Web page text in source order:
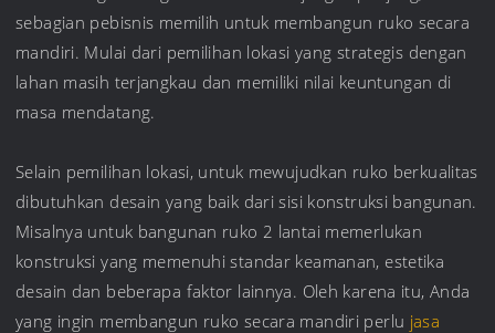
sebagian pebisnis memilih untuk membangun ruko secara
mandiri. Mulai dari pemilihan lokasi yang strategis dengan
lahan masih terjangkau dan memiliki nilai keuntungan di
masa mendatang.
Selain pemilihan lokasi, untuk mewujudkan ruko berkualitas
dibutuhkan desain yang baik dari sisi konstruksi bangunan.
Misalnya untuk bangunan ruko 2 lantai memerlukan
konstruksi yang memenuhi standar keamanan, estetika
desain dan beberapa faktor lainnya. Oleh karena itu, Anda
yang ingin membangun ruko secara mandiri perlu jasa